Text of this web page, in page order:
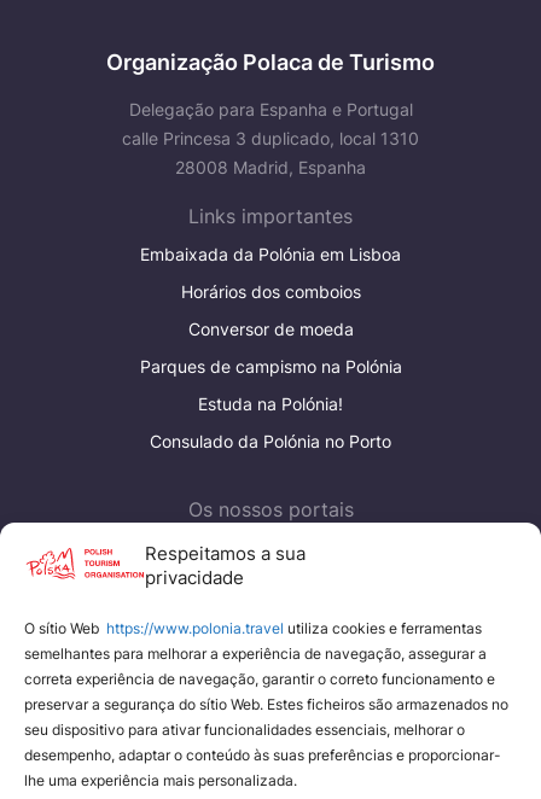
Respeitamos a sua
privacidade
O sítio Web https://www.polonia.travel utiliza cookies e ferramentas
semelhantes para melhorar a experiência de navegação, assegurar a
correta experiência de navegação, garantir o correto funcionamento e
preservar a segurança do sítio Web. Estes ficheiros são armazenados no
seu dispositivo para ativar funcionalidades essenciais, melhorar o
desempenho, adaptar o conteúdo às suas preferências e proporcionar-
lhe uma experiência mais personalizada.
Organização Polaca de Turismo
Delegação para Espanha e Portugal
calle Princesa 3 duplicado, local 1310
28008 Madrid, Espanha
Links importantes
Embaixada da Polónia em Lisboa
Horários dos comboios
Conversor de moeda
Parques de campismo na Polónia
Estuda na Polónia!
Consulado da Polónia no Porto
Os nossos portais
Polish Tourism Organisation
Eden Poland
Nossos portais
YouTube
Instagram
Facebook